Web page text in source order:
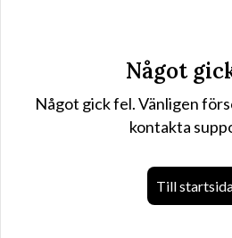
Något
Något gick fel. Vänligen
kontakta
Till